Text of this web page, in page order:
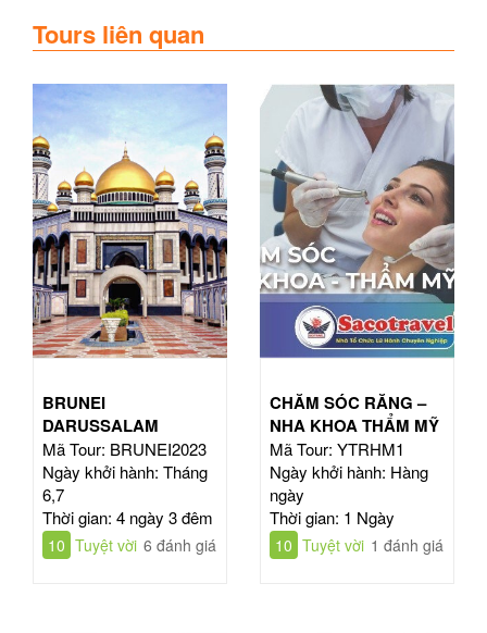
Tours liên quan
BRUNEI
DARUSSALAM
Mã Tour: BRUNEI2023
Ngày khởi hành: Tháng
6,7
Thời gian: 4 ngày 3 đêm
10 Tuyệt vời 6 đánh giá
CHĂM SÓC RĂNG –
NHA KHOA THẨM MỸ
Mã Tour: YTRHM1
Ngày khởi hành: Hàng
ngày
Thời gian: 1 Ngày
10 Tuyệt vời 1 đánh giá